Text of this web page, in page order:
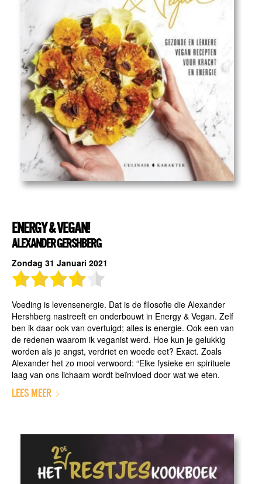
ENERGY & VEGAN!
ALEXANDER GERSHBERG
Zondag 31 Januari 2021
Voeding is levensenergie. Dat is de filosofie die Alexander
Hershberg nastreeft en onderbouwt in Energy & Vegan. Zelf
ben ik daar ook van overtuigd; alles is energie. Ook een van
de redenen waarom ik veganist werd. Hoe kun je gelukkig
worden als je angst, verdriet en woede eet? Exact. Zoals
Alexander het zo mooi verwoord: “Elke fysieke en spirituele
laag van ons lichaam wordt beïnvloed door wat we eten.
LEES MEER